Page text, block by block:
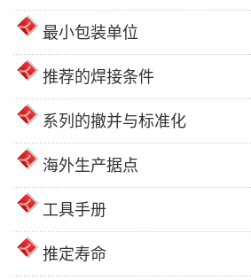
最小包装单位
推荐的焊接条件
系列的撤并与标准化
海外生产据点
工具手册
推定寿命